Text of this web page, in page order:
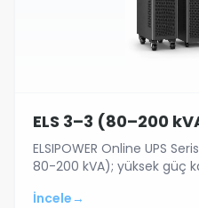
ELS 3–3 (80–200
ELSIPOWER Online UPS
80-200 kVA); yüksek güç
İncele →